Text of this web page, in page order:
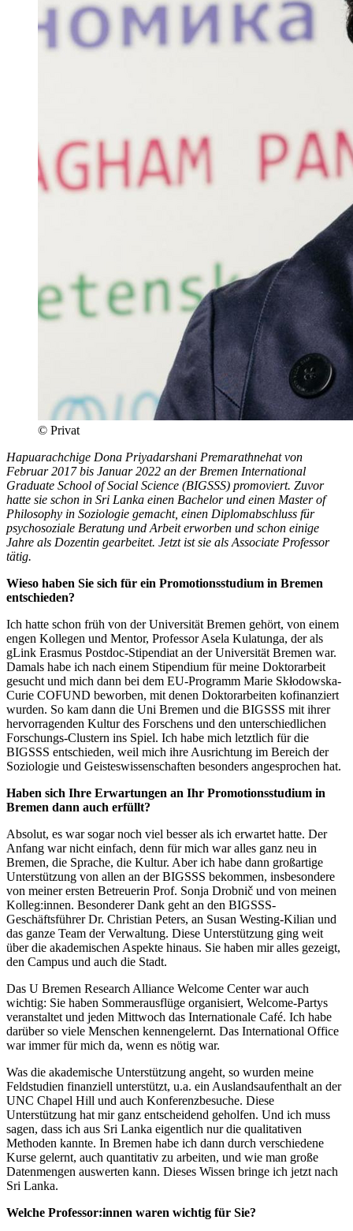
© Privat
Hapuarachchige Dona Priyadarshani Premarathnehat von
Februar 2017 bis Januar 2022 an der Bremen International
Graduate School of Social Science (BIGSSS) promoviert. Zuvor
hatte sie schon in Sri Lanka einen Bachelor und einen Master of
Philosophy in Soziologie gemacht, einen Diplomabschluss für
psychosoziale Beratung und Arbeit erworben und schon einige
Jahre als Dozentin gearbeitet. Jetzt ist sie als Associate Professor
tätig.
Wieso haben Sie sich für ein Promotionsstudium in Bremen
entschieden?
Ich hatte schon früh von der Universität Bremen gehört, von einem
engen Kollegen und Mentor, Professor Asela Kulatunga, der als
gLink Erasmus Postdoc-Stipendiat an der Universität Bremen war.
Damals habe ich nach einem Stipendium für meine Doktorarbeit
gesucht und mich dann bei dem EU-Programm Marie Skłodowska-
Curie COFUND beworben, mit denen Doktorarbeiten kofinanziert
wurden. So kam dann die Uni Bremen und die BIGSSS mit ihrer
hervorragenden Kultur des Forschens und den unterschiedlichen
Forschungs-Clustern ins Spiel. Ich habe mich letztlich für die
BIGSSS entschieden, weil mich ihre Ausrichtung im Bereich der
Soziologie und Geisteswissenschaften besonders angesprochen hat.
Haben sich Ihre Erwartungen an Ihr Promotionsstudium in
Bremen dann auch erfüllt?
Absolut, es war sogar noch viel besser als ich erwartet hatte. Der
Anfang war nicht einfach, denn für mich war alles ganz neu in
Bremen, die Sprache, die Kultur. Aber ich habe dann großartige
Unterstützung von allen an der BIGSSS bekommen, insbesondere
von meiner ersten Betreuerin Prof. Sonja Drobnič und von meinen
Kolleg:innen. Besonderer Dank geht an den BIGSSS-
Geschäftsführer Dr. Christian Peters, an Susan Westing-Kilian und
das ganze Team der Verwaltung. Diese Unterstützung ging weit
über die akademischen Aspekte hinaus. Sie haben mir alles gezeigt,
den Campus und auch die Stadt.
Das U Bremen Research Alliance Welcome Center war auch
wichtig: Sie haben Sommerausflüge organisiert, Welcome-Partys
veranstaltet und jeden Mittwoch das Internationale Café. Ich habe
darüber so viele Menschen kennengelernt. Das International Office
war immer für mich da, wenn es nötig war.
Was die akademische Unterstützung angeht, so wurden meine
Feldstudien finanziell unterstützt, u.a. ein Auslandsaufenthalt an der
UNC Chapel Hill und auch Konferenzbesuche. Diese
Unterstützung hat mir ganz entscheidend geholfen. Und ich muss
sagen, dass ich aus Sri Lanka eigentlich nur die qualitativen
Methoden kannte. In Bremen habe ich dann durch verschiedene
Kurse gelernt, auch quantitativ zu arbeiten, und wie man große
Datenmengen auswerten kann. Dieses Wissen bringe ich jetzt nach
Sri Lanka.
Welche Professor:innen waren wichtig für Sie?